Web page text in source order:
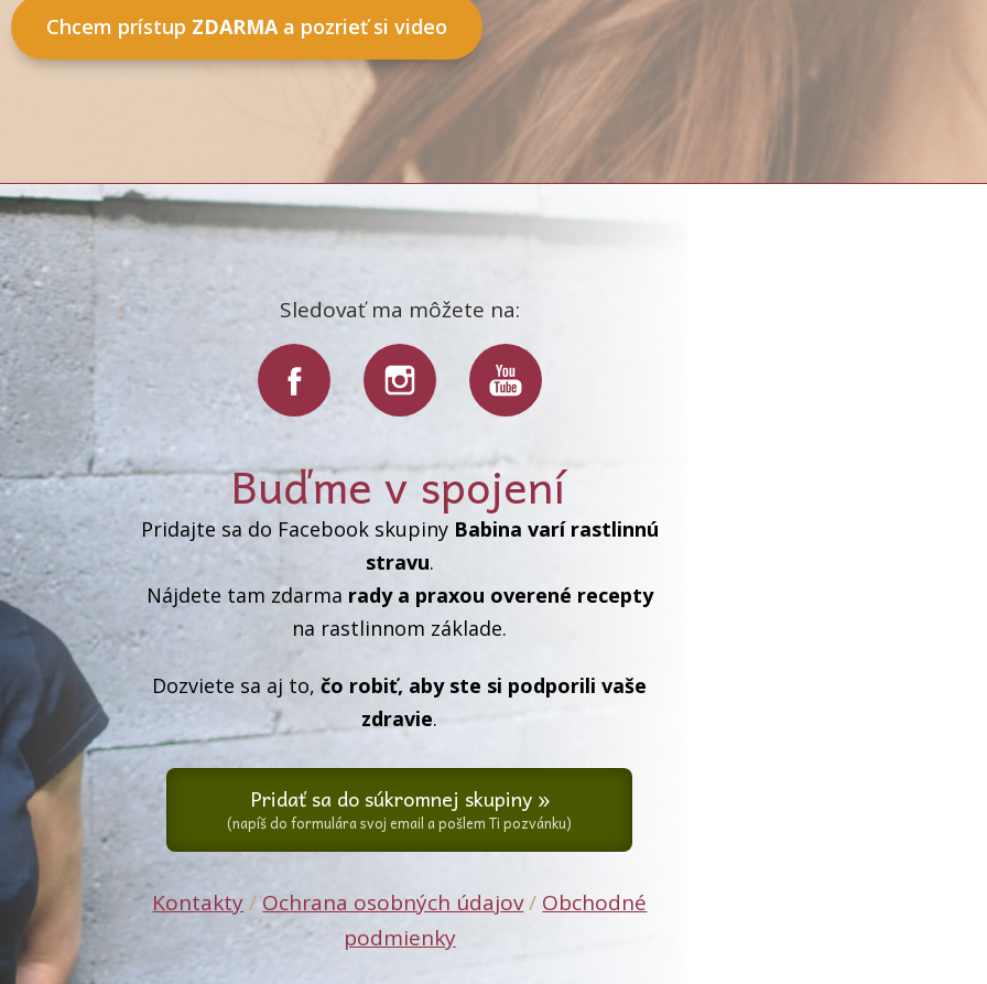
Chcem prístup ZDARMAa pozrieť si video
Sledovať ma môžete na:
Buďme v spojení
Pridajte sa do Facebook skupiny Babina varí rastlinnú
stravu.
Nájdete tam zdarma rady a praxou overené recepty
na rastlinnom základe.
Dozviete sa aj to,čo robiť, aby ste si podporili vaše
zdravie.
Pridať sa do súkromnej skupiny »
(napíš do formulára svoj email a pošlem Ti pozvánku)
Kontakty/ Ochrana osobných údajov/ Obchodné
podmienky